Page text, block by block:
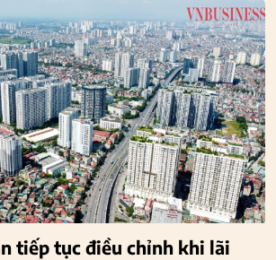
tiếp tục điều chỉnh khi lãi